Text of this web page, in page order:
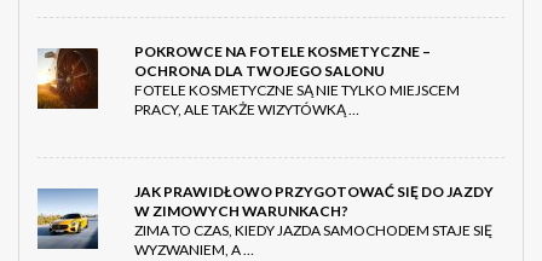
POKROWCE NA FOTELE KOSMETYCZNE –
OCHRONA DLA TWOJEGO SALONU
FOTELE KOSMETYCZNE SĄ NIE TYLKO MIEJSCEM
PRACY, ALE TAKŻE WIZYTÓWKĄ …
JAK PRAWIDŁOWO PRZYGOTOWAĆ SIĘ DO JAZDY
W ZIMOWYCH WARUNKACH?
ZIMA TO CZAS, KIEDY JAZDA SAMOCHODEM STAJE SIĘ
WYZWANIEM, A …